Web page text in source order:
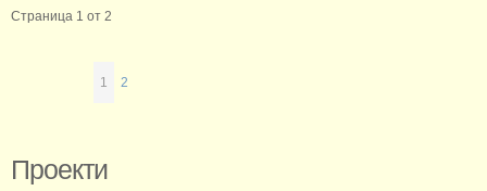
Страница 1 от 2
1 2
Проекти